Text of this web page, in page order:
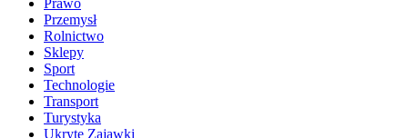
Przemysł
Rolnictwo
Sklepy
Sport
Technologie
Transport
Turystyka
Ukryte Zajawki